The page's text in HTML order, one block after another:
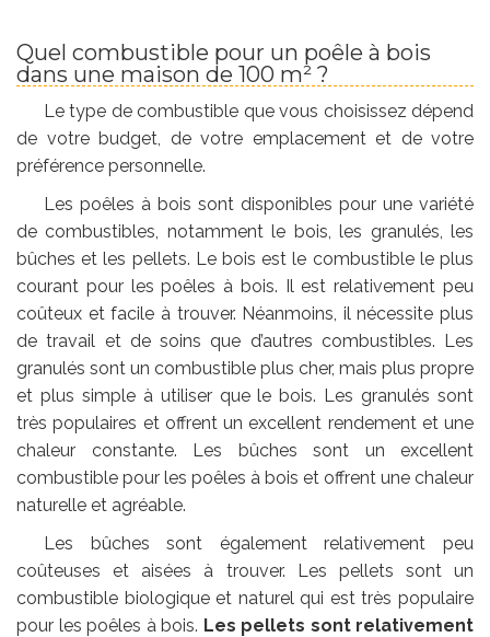
Quel combustible pour un poêle à bois
dans une maison de 100 m² ?
Le type de combustible que vous choisissez dépend
de votre budget, de votre emplacement et de votre
préférence personnelle.
Les poêles à bois sont disponibles pour une variété
de combustibles, notamment le bois, les granulés, les
bûches et les pellets. Le bois est le combustible le plus
courant pour les poêles à bois. Il est relativement peu
coûteux et facile à trouver. Néanmoins, il nécessite plus
de travail et de soins que d’autres combustibles. Les
granulés sont un combustible plus cher, mais plus propre
et plus simple à utiliser que le bois. Les granulés sont
très populaires et offrent un excellent rendement et une
chaleur constante. Les bûches sont un excellent
combustible pour les poêles à bois et offrent une chaleur
naturelle et agréable.
Les bûches sont également relativement peu
coûteuses et aisées à trouver. Les pellets sont un
combustible biologique et naturel qui est très populaire
pour les poêles à bois. Les pellets sont relativement